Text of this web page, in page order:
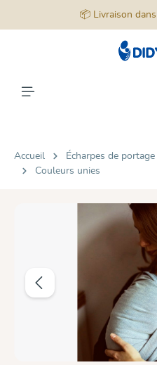
📦 Livraison
Accueil Écharpes de portage
Couleurs unies